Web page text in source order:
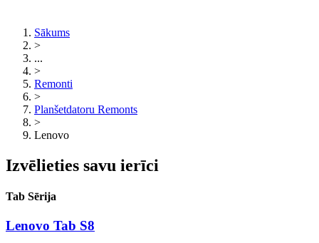
Sākums
>
...
>
Remonti
>
Planšetdatoru Remonts
>
Lenovo
Izvēlieties savu ierīci
Tab Sērija
Lenovo Tab S8